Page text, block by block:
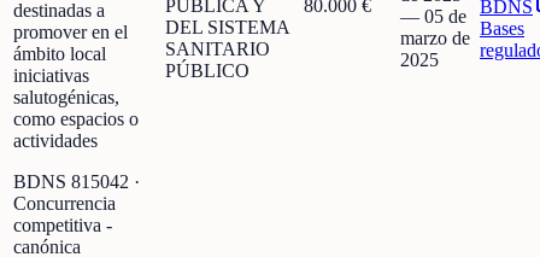
destinadas a
promover en el
ámbito local
iniciativas
salutogénicas,
como espacios o
actividades
BDNS 815042 ·
Concurrencia
competitiva -
canónica
PÚBLICA Y
DEL SISTEMA
SANITARIO
PÚBLICO
80.000 €
— 05 de
marzo de
2025
BDNS
Bases